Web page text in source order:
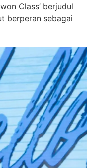
Class’ berjudul
berperan sebagai